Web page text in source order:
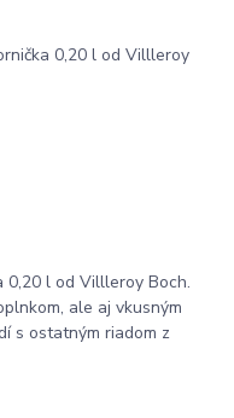
0,20 l od Villleroy Boch.
ale aj vkusným
s ostatným riadom z